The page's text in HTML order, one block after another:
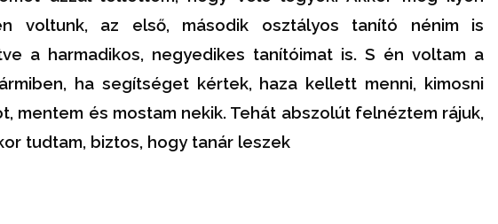
voltunk, az első, második osztályos tanító nénim is
a harmadikos, negyedikes tanítóimat is. S én voltam a
ha segítséget kértek, haza kellett menni, kimosni
mentem és mostam nekik. Tehát abszolút felnéztem rájuk,
tudtam, biztos, hogy tanár leszek